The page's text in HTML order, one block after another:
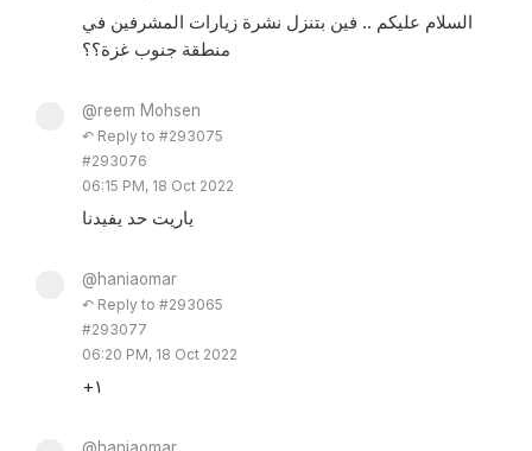
السلام عليكم .. فين بتنزل نشرة زيارات المشرفين في
منطقة جنوب غزة؟؟
@reem Mohsen
↶ Reply to #293075
#293076
06:15 PM, 18 Oct 2022
ياريت حد يفيدنا
@haniaomar
↶ Reply to #293065
#293077
06:20 PM, 18 Oct 2022
+١